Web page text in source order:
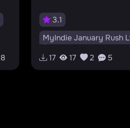
8
3.1
MyIndie January Rush
8
Roguelike
17 17 2 5